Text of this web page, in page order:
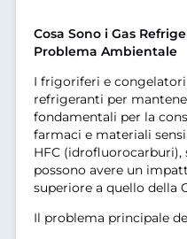
Cosa Sono i Gas
Problema Ambientale
I frigoriferi e
refrigeranti per
fondamentali per la
farmaci e materiali
HFC (idrofluorocarburi),
possono avere un
superiore a quello della
Il problema principale